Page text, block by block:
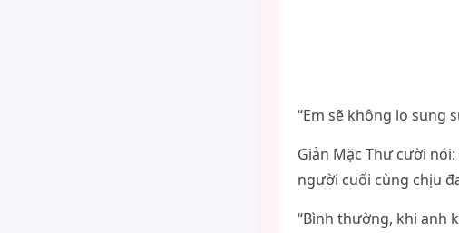
“Em sẽ không lo sung
Giản Mặc Thư cười
người cuối cùng chịu
“Bình thường, khi anh